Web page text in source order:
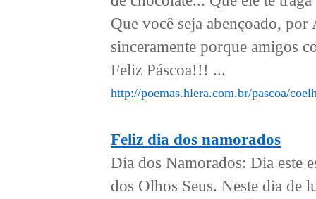
Que você seja abençoado,
sinceramente porque amigos
Feliz Páscoa!!! ...
http://poemas.hlera.com.br/pascoa/
Feliz dia dos namorados
Dia dos Namorados: Dia este
dos Olhos Seus. Neste dia de